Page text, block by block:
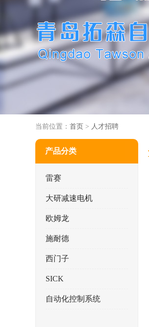
当前位置： 首页 > 人才招聘
产品分类
雷赛
大研减速电机
欧姆龙
施耐德
西门子
SICK
自动化控制系统